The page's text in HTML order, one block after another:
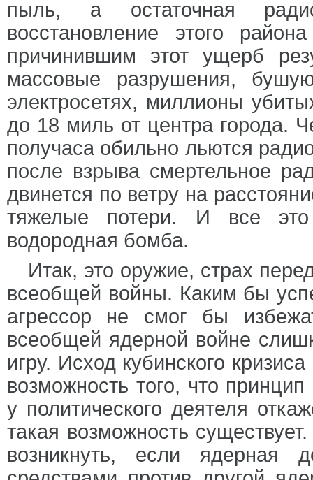
пыль, а остаточная
восстановление этого
причинившим этот ущерб
массовые разрушения,
электросетях, миллионы
до 18 миль от центра города.
получаса обильно льются
после взрыва смертельное
двинется по ветру на
тяжелые потери. И все это
водородная бомба.
Итак, это оружие, страх
всеобщей войны. Каким бы
агрессор не смог бы
всеобщей ядерной войне
игру. Исход кубинского
возможность того, что
у политического деятеля
такая возможность
возникнуть, если ядерная